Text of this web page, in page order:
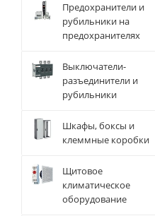
Предохранители и
рубильники на
предохранителях
Выключатели-
разъединители и
рубильники
Шкафы, боксы и
клеммные коробки
Щитовое
климатическое
оборудование